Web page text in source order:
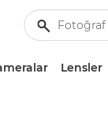
Lensler